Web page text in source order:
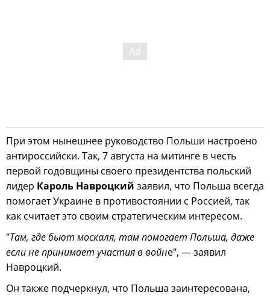
При этом нынешнее руководство Польши настроено
антироссийски. Так, 7 августа на митинге в честь
первой годовщины своего президентства польский
лидер Кароль Навроцкий заявил, что Польша всегда
помогает Украине в противостоянии с Россией, так
как считает это своим стратегическим интересом.
"Там, где бьют москаля, там помогает Польша, даже
если не принимает участия в войне", — заявил
Навроцкий.
Он также подчеркнул, что Польша заинтересована,